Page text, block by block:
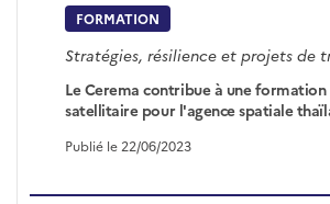
FORMATION
Stratégies, résilience et projets de
Le Cerema contribue à une
satellitaire pour l'agence spatiale
Publié le 22/06/2023